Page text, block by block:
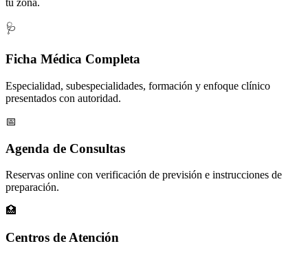
tu zona.
🩺
Ficha Médica Completa
Especialidad, subespecialidades, formación y enfoque clínico
presentados con autoridad.
📅
Agenda de Consultas
Reservas online con verificación de previsión e instrucciones de
preparación.
🏥
Centros de Atención